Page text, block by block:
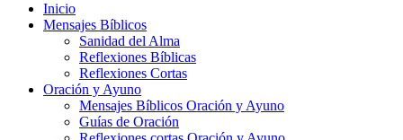
Inicio
Mensajes Bíblicos
Sanidad del Alma
Reflexiones Bíblicas
Reflexiones Cortas
Oración y Ayuno
Mensajes Bíblicos Oración y Ayuno
Guías de Oración